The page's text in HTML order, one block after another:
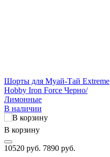
Шорты для Муай-Тай Extreme
Hobby Iron Force Черно/
Лимонные
В наличии
В корзину
10520 руб. 7890 руб.